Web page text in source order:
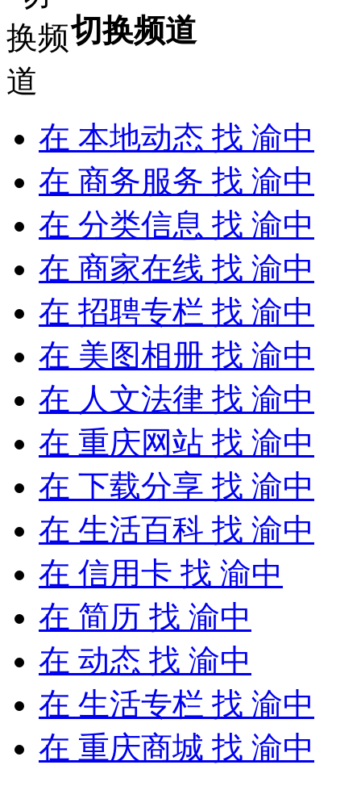
切换频道
在 本地动态 找 渝中
在 商务服务 找 渝中
在 分类信息 找 渝中
在 商家在线 找 渝中
在 招聘专栏 找 渝中
在 美图相册 找 渝中
在 人文法律 找 渝中
在 重庆网站 找 渝中
在 下载分享 找 渝中
在 生活百科 找 渝中
在 信用卡 找 渝中
在 简历 找 渝中
在 动态 找 渝中
在 生活专栏 找 渝中
在 重庆商城 找 渝中